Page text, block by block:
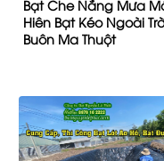
Bạt Che Nắng Mưa
Hiên Bạt Kéo Ngoài
Buôn Ma Thuột